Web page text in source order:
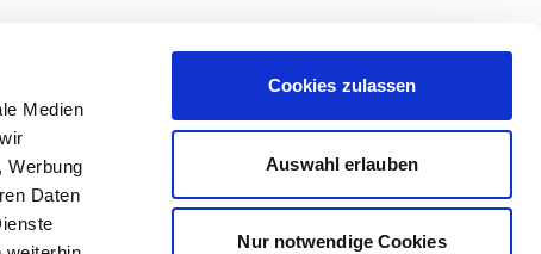
Medien
Werbung
Daten
Cookies zulassen
Auswahl erlauben
Nur notwendige Cookies